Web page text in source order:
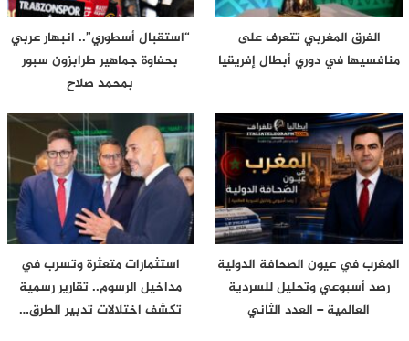
الفرق المغربي تتعرف على
منافسيها في دوري أبطال إفريقيا
“استقبال أسطوري”.. انبهار عربي
بحفاوة جماهير طرابزون سبور
بمحمد صلاح
المغرب في عيون الصحافة الدولية
رصد أسبوعي وتحليل للسردية
العالمية – العدد الثاني
استثمارات متعثرة وتسرب في
مداخيل الرسوم.. تقارير رسمية
تكشف اختلالات تدبير الطرق…